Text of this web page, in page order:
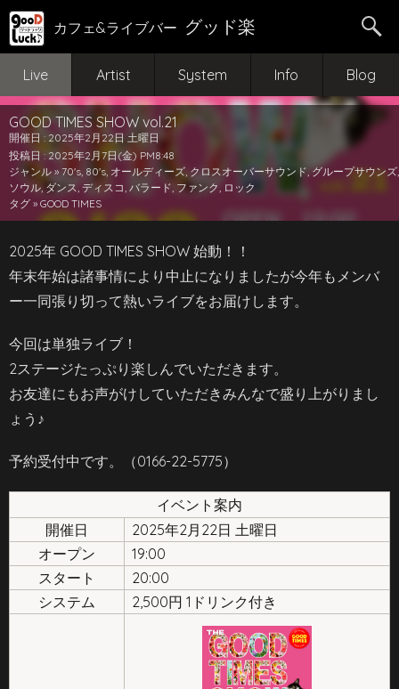
カフェ&ライブバー グッド楽
Live Artist System Info Blog
GOOD TIMES SHOW vol.21
開催日 : 2025年2月22日 土曜日
投稿日 : 2025年2月7日(金) PM8:48
ジャンル » 70's, 80's, オールディーズ, クロスオーバーサウンド,グループサウンズ,
ソウル, ダンス, ディスコ, バラード, ファンク, ロック
タグ » GOOD TIMES
2025年 GOOD TIMES SHOW 始動！！
年末年始は諸事情により中止になりましたが今年もメンバ
ー一同張り切って熱いライブをお届けします。
今回は単独ライブ！
2ステージたっぷり楽しんでいただきます。
お友達にもお声がけしていただきみんなで盛り上がりまし
ょう♪
予約受付中です。（0166-22-5775）
イベント案内
開催日
2025年2月22日 土曜日
オープン
19:00
スタート
20:00
システム
2,500円 1ドリンク付き